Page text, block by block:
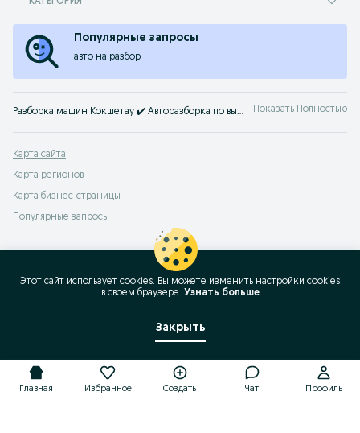
Популярные запросы
авто на разбор
Разборка машин Кокшетау ✔️ Авторазборка по выгодной цене ⭐ Сдать бу авто на шрот машины на OLX.kz! Показать Полностью
Карта сайта
Карта регионов
Карта бизнес-страницы
Популярные запросы
Главная Избранное Создать Чат Профиль
Этот сайт использует cookies. Вы можете изменить настройки cookies
в своeм браузере. Узнать больше
Закрыть